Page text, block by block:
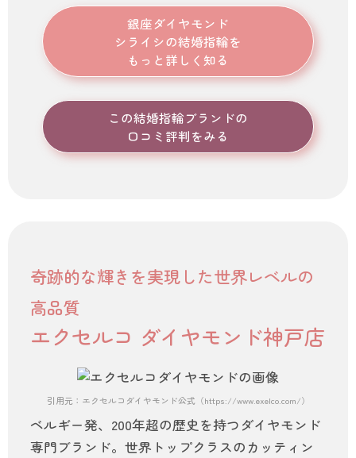
銀座ダイヤモンド
シライシの結婚指輪を
もっと詳しく知る
この結婚指輪ブランドの
口コミ評判をみる
奇跡的な輝きを実現した世界レベルの
高品質
エクセルコ ダイヤモンド神戸店
引用元：エクセルコダイヤモンド公式（https://www.exelco.com/）
ベルギー発、200年超の歴史を持つダイヤモンド
専門ブランド。世界トップクラスのカッティン